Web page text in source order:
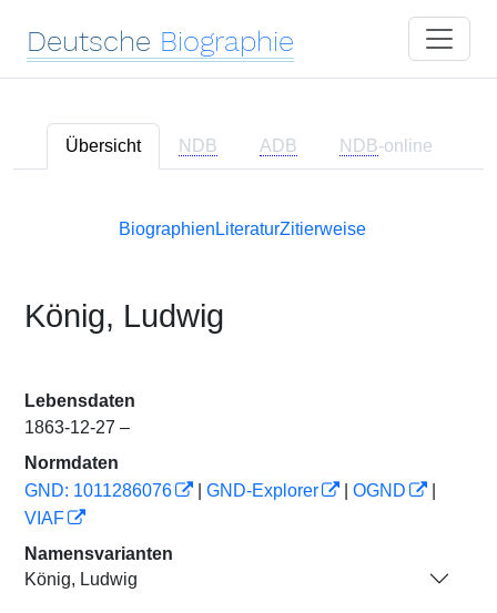
Deutsche Biographie
Übersicht NDB ADB NDB-online
Biographien LiteraturZitierweise
König, Ludwig
Lebensdaten
1863-12-27 –
Normdaten
GND: 1011286076
GND-Explorer OGND
VIAF
Namensvarianten
König, Ludwig